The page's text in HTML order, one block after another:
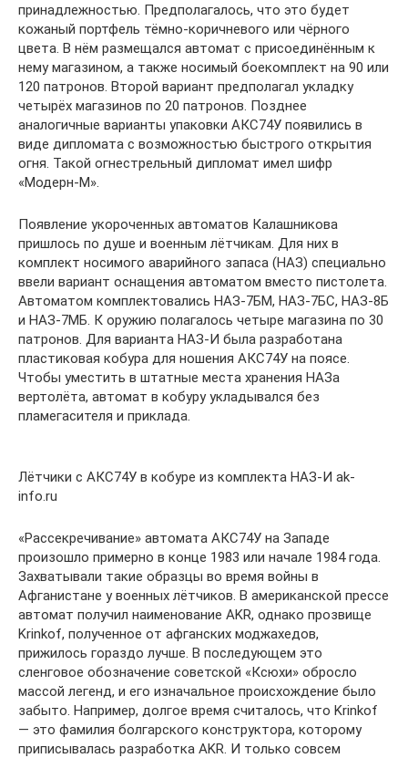
принадлежностью. Предполагалось, что это будет
кожаный портфель тёмно-коричневого или чёрного
цвета. В нём размещался автомат с присоединённым к
нему магазином, а также носимый боекомплект на 90 или
120 патронов. Второй вариант предполагал укладку
четырёх магазинов по 20 патронов. Позднее
аналогичные варианты упаковки АКС74У появились в
виде дипломата с возможностью быстрого открытия
огня. Такой огнестрельный дипломат имел шифр
«Модерн-М».
Появление укороченных автоматов Калашникова
пришлось по душе и военным лётчикам. Для них в
комплект носимого аварийного запаса (НАЗ) специально
ввели вариант оснащения автоматом вместо пистолета.
Автоматом комплектовались НАЗ-7БМ, НАЗ-7БС, НАЗ-8Б
и НАЗ-7МБ. К оружию полагалось четыре магазина по 30
патронов. Для варианта НАЗ-И была разработана
пластиковая кобура для ношения АКС74У на поясе.
Чтобы уместить в штатные места хранения НАЗа
вертолёта, автомат в кобуру укладывался без
пламегасителя и приклада.
Лётчики с АКС74У в кобуре из комплекта НАЗ-И ak-
info.ru
«Рассекречивание» автомата АКС74У на Западе
произошло примерно в конце 1983 или начале 1984 года.
Захватывали такие образцы во время войны в
Афганистане у военных лётчиков. В американской прессе
автомат получил наименование AKR, однако прозвище
Krinkof, полученное от афганских моджахедов,
прижилось гораздо лучше. В последующем это
сленговое обозначение советской «Ксюхи» обросло
массой легенд, и его изначальное происхождение было
забыто. Например, долгое время считалось, что Krinkof
— это фамилия болгарского конструктора, которому
приписывалась разработка AKR. И только совсем